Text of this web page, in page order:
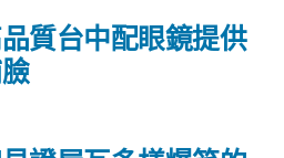
質台中配眼鏡提供